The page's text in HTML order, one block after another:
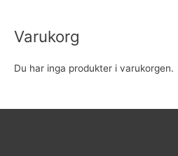
Varukorg
Du har inga produkter i varukorgen.